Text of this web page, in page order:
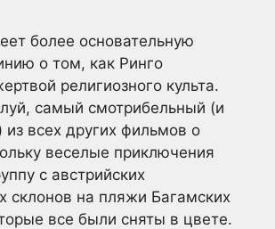
более основательную
о том, как Ринго
религиозного культа.
самый смотрибельный (и
всех других фильмов о
веселые приключения
с австрийских
склонов на пляжи Багамских
все были сняты в цвете.